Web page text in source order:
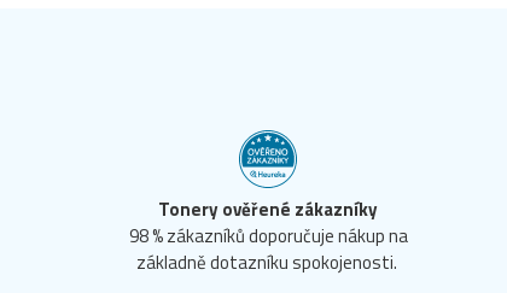
Tonery ověřené zákazníky
98 % zákazníků doporučuje nákup na
základně dotazníku spokojenosti.